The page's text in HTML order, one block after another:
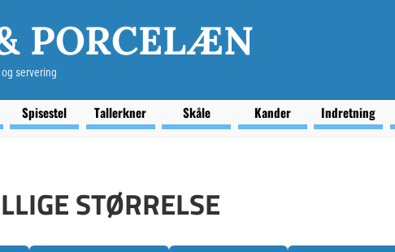
PORCELÆN
servering
Spisestel Tallerkner Skåle Kander Indretning
STØRRELSE